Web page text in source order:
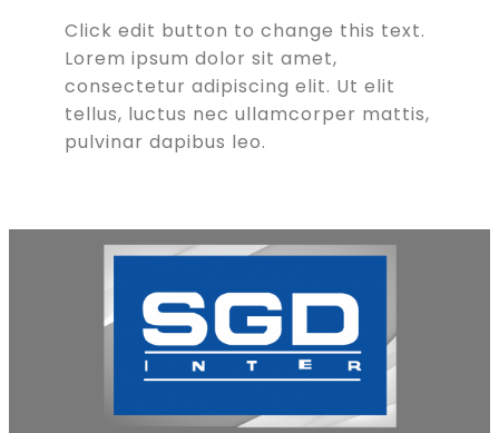
Click edit button to change this text.
Lorem ipsum dolor sit amet,
consectetur adipiscing elit. Ut elit
tellus, luctus nec ullamcorper mattis,
pulvinar dapibus leo.